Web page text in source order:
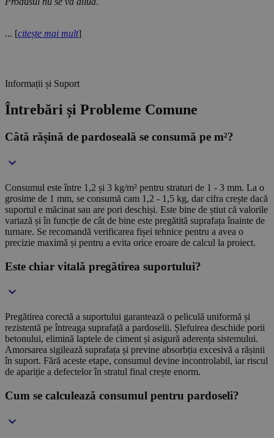
... [citește mai mult]
Informații și Suport
Întrebări și Probleme Comune
Câtă rășină de pardoseală se consumă pe m²?
Consumul este între 1,2 și 3 kg/m² pentru straturi de 1 - 3 mm. La o
grosime de 1 mm, se consumă cam 1,2 - 1,5 kg, dar cifra crește dacă
suportul e măcinat sau are pori deschiși. Este bine de știut că valorile
variază și în funcție de cât de bine este pregătită suprafața înainte de
turnare. Se recomandă verificarea fișei tehnice pentru a avea o
precizie maximă și pentru a evita orice eroare de calcul la proiect.
Este chiar vitală pregătirea suportului?
Pregătirea corectă a suportului garantează o peliculă uniformă și
rezistentă pe întreaga suprafață a pardoselii. Șlefuirea deschide porii
betonului, elimină laptele de ciment și asigură aderența sistemului.
Amorsarea sigilează suprafața și previne absorbția excesivă a rășinii
în suport. Fără aceste etape, consumul devine incontrolabil, iar riscul
de apariție a defectelor în stratul final crește enorm.
Cum se calculează consumul pentru pardoseli?